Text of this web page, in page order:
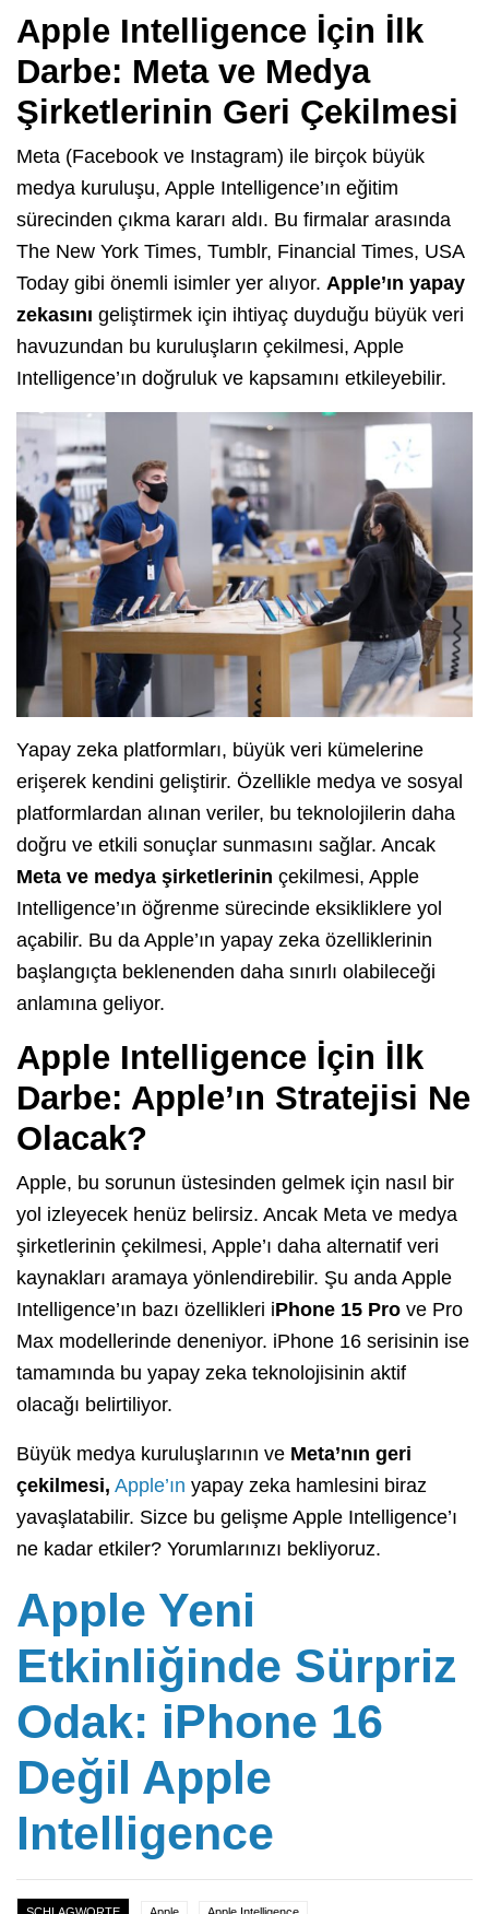
Apple Intelligence İçin İlk
Darbe: Meta ve Medya
Şirketlerinin Geri Çekilmesi
Meta (Facebook ve Instagram) ile birçok büyük
medya kuruluşu, Apple Intelligence’ın eğitim
sürecinden çıkma kararı aldı. Bu firmalar arasında
The New York Times, Tumblr, Financial Times, USA
Today gibi önemli isimler yer alıyor. Apple’ın yapay
zekasını geliştirmek için ihtiyaç duyduğu büyük veri
havuzundan bu kuruluşların çekilmesi, Apple
Intelligence’ın doğruluk ve kapsamını etkileyebilir.
Yapay zeka platformları, büyük veri kümelerine
erişerek kendini geliştirir. Özellikle medya ve sosyal
platformlardan alınan veriler, bu teknolojilerin daha
doğru ve etkili sonuçlar sunmasını sağlar. Ancak
Meta ve medya şirketlerinin çekilmesi, Apple
Intelligence’ın öğrenme sürecinde eksikliklere yol
açabilir. Bu da Apple’ın yapay zeka özelliklerinin
başlangıçta beklenenden daha sınırlı olabileceği
anlamına geliyor.
Apple Intelligence İçin İlk
Darbe: Apple’ın Stratejisi Ne
Olacak?
Apple, bu sorunun üstesinden gelmek için nasıl bir
yol izleyecek henüz belirsiz. Ancak Meta ve medya
şirketlerinin çekilmesi, Apple’ı daha alternatif veri
kaynakları aramaya yönlendirebilir. Şu anda Apple
Intelligence’ın bazı özellikleri iPhone 15 Pro ve Pro
Max modellerinde deneniyor. iPhone 16 serisinin ise
tamamında bu yapay zeka teknolojisinin aktif
olacağı belirtiliyor.
Büyük medya kuruluşlarının ve Meta’nın geri
çekilmesi, Apple’ın yapay zeka hamlesini biraz
yavaşlatabilir. Sizce bu gelişme Apple Intelligence’ı
ne kadar etkiler? Yorumlarınızı bekliyoruz.
Apple Yeni
Etkinliğinde Sürpriz
Odak: iPhone 16
Değil Apple
Intelligence